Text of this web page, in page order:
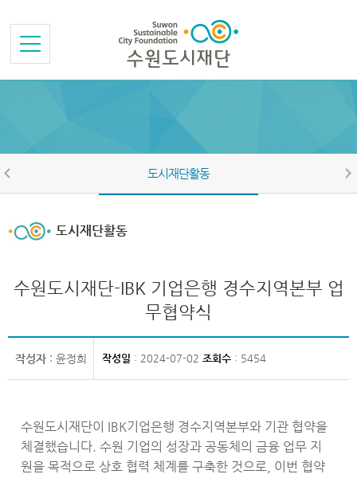
도시재단활동
도시재단활동
수원도시재단-IBK 기업은행 경수지역본부 업
무협약식
작성자: 윤정희 작성일 : 2024-07-02 조회수 : 5454
수원도시재단이 IBK기업은행 경수지역본부와 기관 협약을
체결했습니다. 수원 기업의 성장과 공동체의 금융 업무 지
원을 목적으로 상호 협력 체계를 구축한 것으로, 이번 협약